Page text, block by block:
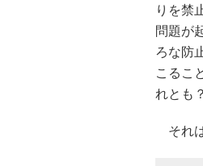
りを禁
問題が
ろな防
こるこ
れとも？
それ